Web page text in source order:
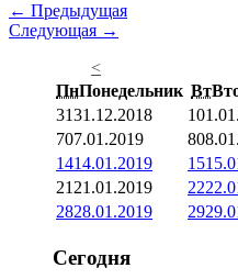
← Предыдущая
Следующая →
<
ПнПонедельник Вт
3131.12.2018 1
707.01.2019 8
1414.01.2019 15
21 21.01.2019 22
2828.01.2019 29
Сегодня